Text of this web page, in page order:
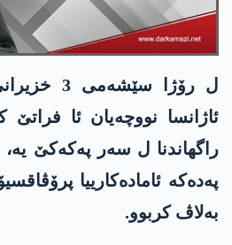
ل رۆژا
ئاژانسا نووچەیان ئا
راگھاندنا ل سەر پەکەکێ
پەدەکە ئامادەکارییا
بەلاڤ کربوو.